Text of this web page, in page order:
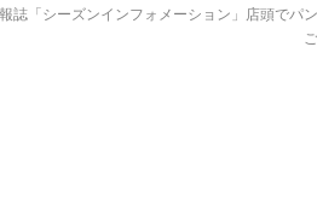
誌「シーズンインフォメーション」 店頭でパ